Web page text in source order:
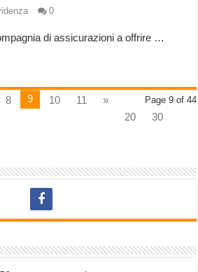
0
di assicurazioni a offrire …
Page 9 of 44
8 9 10 11
»
20
30